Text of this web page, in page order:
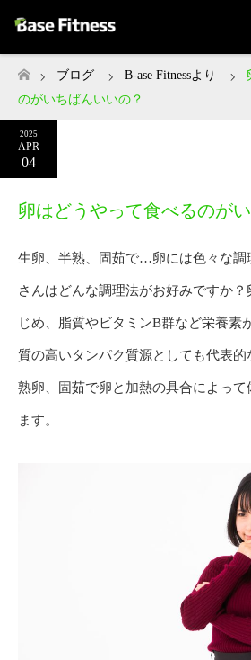
ホーム
ブログ B-ase Fitnessより
のがいちばんいいの？
2025
APR
04
卵はどうやって食べるのが
生卵、半熟、固茹で…卵には色々な調
さんはどんな調理法がお好みですか
じめ、脂質やビタミンB群など栄養素
質の高いタンパク質源としても代表
熟卵、固茹で卵と加熱の具合によって
ます。